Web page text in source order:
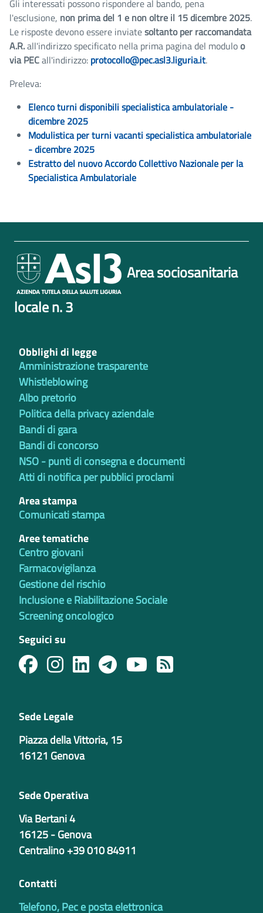
Gli interessati possono rispondere al bando, pena
l'esclusione, non prima del 1 e non oltre il 15 dicembre 2025.
Le risposte devono essere inviatesoltanto per raccomandata
A.R.all'indirizzo specificato nella prima pagina del moduloo
via PECall'indirizzo: protocollo@pec.asl3.liguria.it.
Preleva:
Elenco turni disponibili specialistica ambulatoriale -
dicembre 2025
Modulistica per turni vacanti specialistica ambulatoriale
- dicembre 2025
Estratto del nuovo Accordo Collettivo Nazionale per la
Specialistica Ambulatoriale
Area sociosanitaria
locale n. 3
Obblighi di legge
Amministrazione trasparente
Whistleblowing
Albo pretorio
Politica della privacy aziendale
Bandi di gara
Bandi di concorso
NSO - punti di consegna e documenti
Atti di notifica per pubblici proclami
Area stampa
Comunicati stampa
Aree tematiche
Centro giovani
Farmacovigilanza
Gestione del rischio
Inclusione e Riabilitazione Sociale
Screening oncologico
Seguici su
Sede Legale
Piazza della Vittoria, 15
16121 Genova
Sede Operativa
Via Bertani 4
16125 - Genova
Centralino +39 010 84911
Contatti
Telefono, Pec e posta elettronica